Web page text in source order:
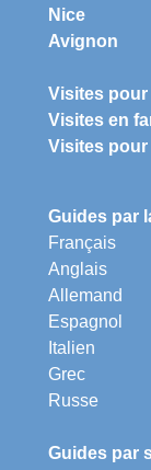
Nice
Avignon
Visites
Visites en
Visites
Guides par
Français
Anglais
Allemand
Espagnol
Italien
Grec
Russe
Guides par